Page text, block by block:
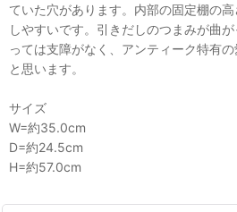
ていた穴があります。内部の固定棚の
しやすいです。引きだしのつまみが曲
っては支障がなく、アンティーク特有
と思います。
サイズ
W=約35.0cm
D=約24.5cm
H=約57.0cm